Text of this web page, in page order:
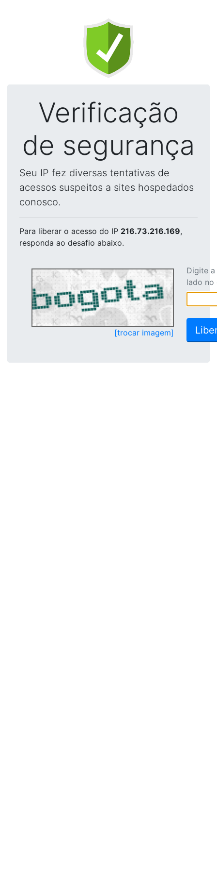
Verificação
de segurança
Seu IP fez diversas tentativas de
acessos suspeitos a sites hospedados
conosco.
Para liberar o acesso do IP 216.73.216.169,
responda ao desafio abaixo.
[trocar imagem]
Digite
lado no